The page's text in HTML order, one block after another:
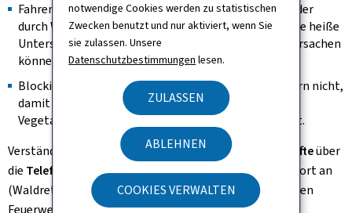
notwendige Cookies werden zu statistischen
Zwecken benutzt und nur aktiviert, wenn Sie
sie zulassen. Unsere
Datenschutzbestimmungen lesen.
ZULASSEN
ABLEHNEN
COOKIES VERWALTEN
Fahren Sie nicht mit dem Auto über Wiesen, Felder oder
durch Wälder, da sowohl mögliche Funken als auch die heiße
Unterseite von Fahrzeugen potenziell ein Feuer verursachen
können.
Blockieren Sie den Zugang zu Waldwegen oder Feldern nicht,
damit der Zugang für die Feuerwehr im Falle eines
Vegetations- oder Waldbrandes gewährleistet bleibt.
Verständigen Sie
im Brandfallschnell dieRettungskräfteüber
die Telefonnummer 112, geben Sie den genauen Standort an
(Waldrettungspunkt, falls vorhanden) und zeigen Sie den
Feuerwehrleuten bei deren Ankunft am Einsatzort die